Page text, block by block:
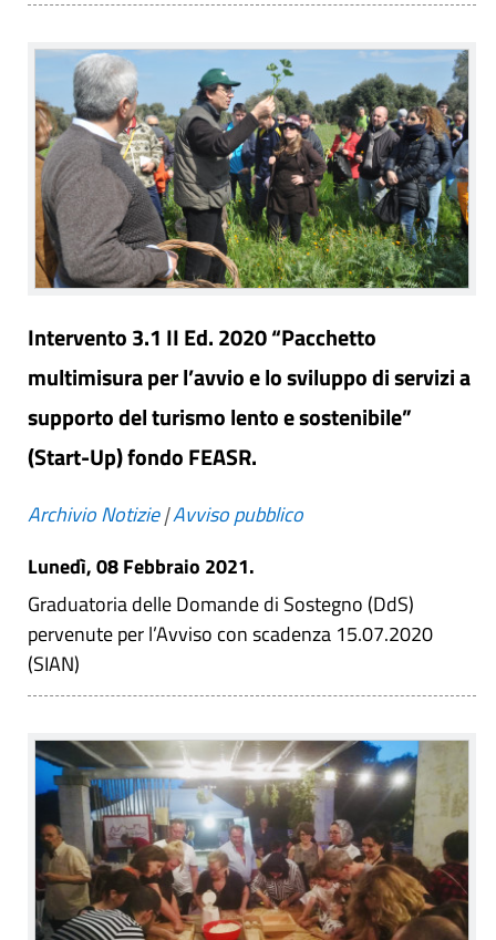
Intervento 3.1 II Ed. 2020 “Pacchetto
multimisura per l’avvio e lo sviluppo di servizi a
supporto del turismo lento e sostenibile”
(Start-Up) fondo FEASR.
Archivio Notizie|Avviso pubblico
Lunedì, 08 Febbraio 2021.
Graduatoria delle Domande di Sostegno (DdS)
pervenute per l’Avviso con scadenza 15.07.2020
(SIAN)